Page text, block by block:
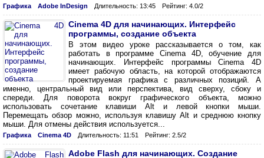
Графика Adobe InDesign Длительность: 13:45 Рейтинг: 4.0/2
Cinema 4D для начинающих. Интерфейс
программы, создание объекта
В этом видео уроке рассказывается о том, как
работать в программе Cinema 4D, обучение для
начинающих. Интерфейс программы Cinema 4D
имеет рабочую область, на которой отображаются
проектируемая графика с различных позиций. А
именно, центральный вид или перспектива, вид сверху, сбоку и
спереди. Для поворота вокруг графического объекта, можно
использовать сочетание клавиши Alt и левой кнопки мыши.
Перемещать обзор можно, используя клавишу Alt и среднюю кнопку
мыши. Для отмены действия используется...
Графика Cinema 4D Длительность: 11:51 Рейтинг: 2.5/2
Adobe Flash для начинающих. Создание